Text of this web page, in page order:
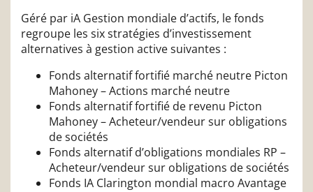
Géré par iA Gestion mondiale d’actifs, le fonds
regroupe les six stratégies d’investissement
alternatives à gestion active suivantes :
Fonds alternatif fortifié marché neutre Picton
Mahoney – Actions marché neutre
Fonds alternatif fortifié de revenu Picton
Mahoney – Acheteur/vendeur sur obligations
de sociétés
Fonds alternatif d’obligations mondiales RP –
Acheteur/vendeur sur obligations de sociétés
Fonds IA Clarington mondial macro Avantage